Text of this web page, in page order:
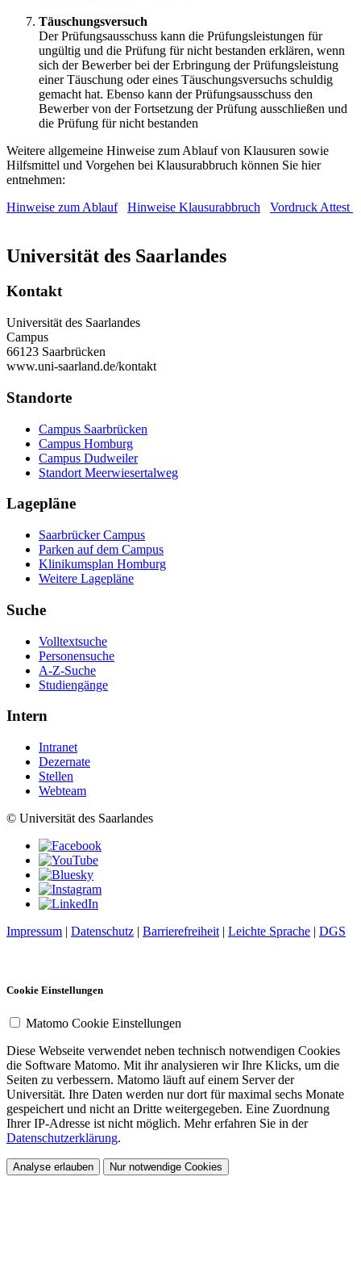
Täuschungsversuch
Der Prüfungsausschuss kann die Prüfungsleistungen für
ungültig und die Prüfung für nicht bestanden erklären, wenn
sich der Bewerber bei der Erbringung der Prüfungsleistung
einer Täuschung oder eines Täuschungsversuchs schuldig
gemacht hat. Ebenso kann der Prüfungsausschuss den
Bewerber von der Fortsetzung der Prüfung ausschließen und
die Prüfung für nicht bestanden
Weitere allgemeine Hinweise zum Ablauf von Klausuren sowie
Hilfsmittel und Vorgehen bei Klausurabbruch können Sie hier
entnehmen:
Hinweise zum Ablauf
Hinweise Klausurabbruch Vordruck Attest
Universität des Saarlandes
Kontakt
Universität des Saarlandes
Campus
66123 Saarbrücken
www.uni-saarland.de/kontakt
Standorte
Campus Saarbrücken
Campus Homburg
Campus Dudweiler
Standort Meerwiesertalweg
Lagepläne
Saarbrücker Campus
Parken auf dem Campus
Klinikumsplan Homburg
Weitere Lagepläne
Suche
Volltextsuche
Personensuche
A-Z-Suche
Studiengänge
Intern
Intranet
Dezernate
Stellen
Webteam
© Universität des Saarlandes
Impressum | Datenschutz | Barrierefreiheit | Leichte Sprache | DGS
Cookie Einstellungen
Matomo Cookie Einstellungen
Diese Webseite verwendet neben technisch notwendigen Cookies
die Software Matomo. Mit ihr analysieren wir Ihre Klicks, um die
Seiten zu verbessern. Matomo läuft auf einem Server der
Universität. Ihre Daten werden nur dort für maximal sechs Monate
gespeichert und nicht an Dritte weitergegeben. Eine Zuordnung
Ihrer IP-Adresse ist nicht möglich. Mehr erfahren Sie in der
Datenschutzerklärung.
Analyse erlauben Nur notwendige Cookies